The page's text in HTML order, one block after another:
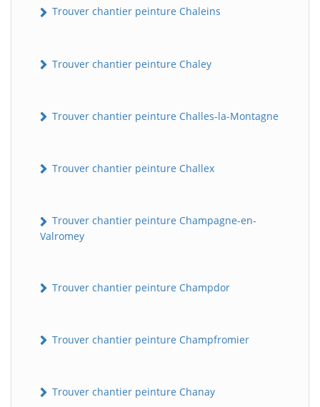
Trouver chantier peinture Chaleins
Trouver chantier peinture Chaley
Trouver chantier peinture Challes-la-Montagne
Trouver chantier peinture Challex
Trouver chantier peinture Champagne-en-
Valromey
Trouver chantier peinture Champdor
Trouver chantier peinture Champfromier
Trouver chantier peinture Chanay